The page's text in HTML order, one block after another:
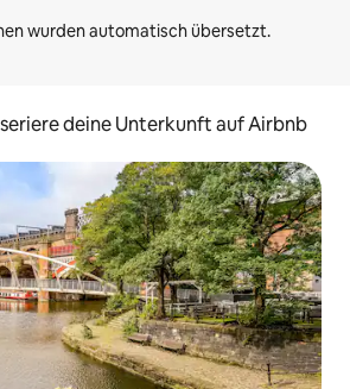
deine Unterkunft auf Airbnb